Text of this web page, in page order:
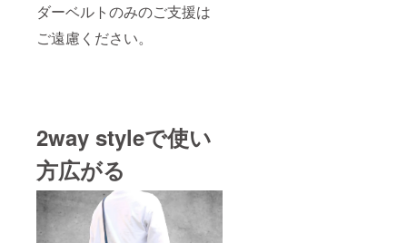
ダーベルトのみのご支援は
ご遠慮ください。
2way styleで使い
方広がる